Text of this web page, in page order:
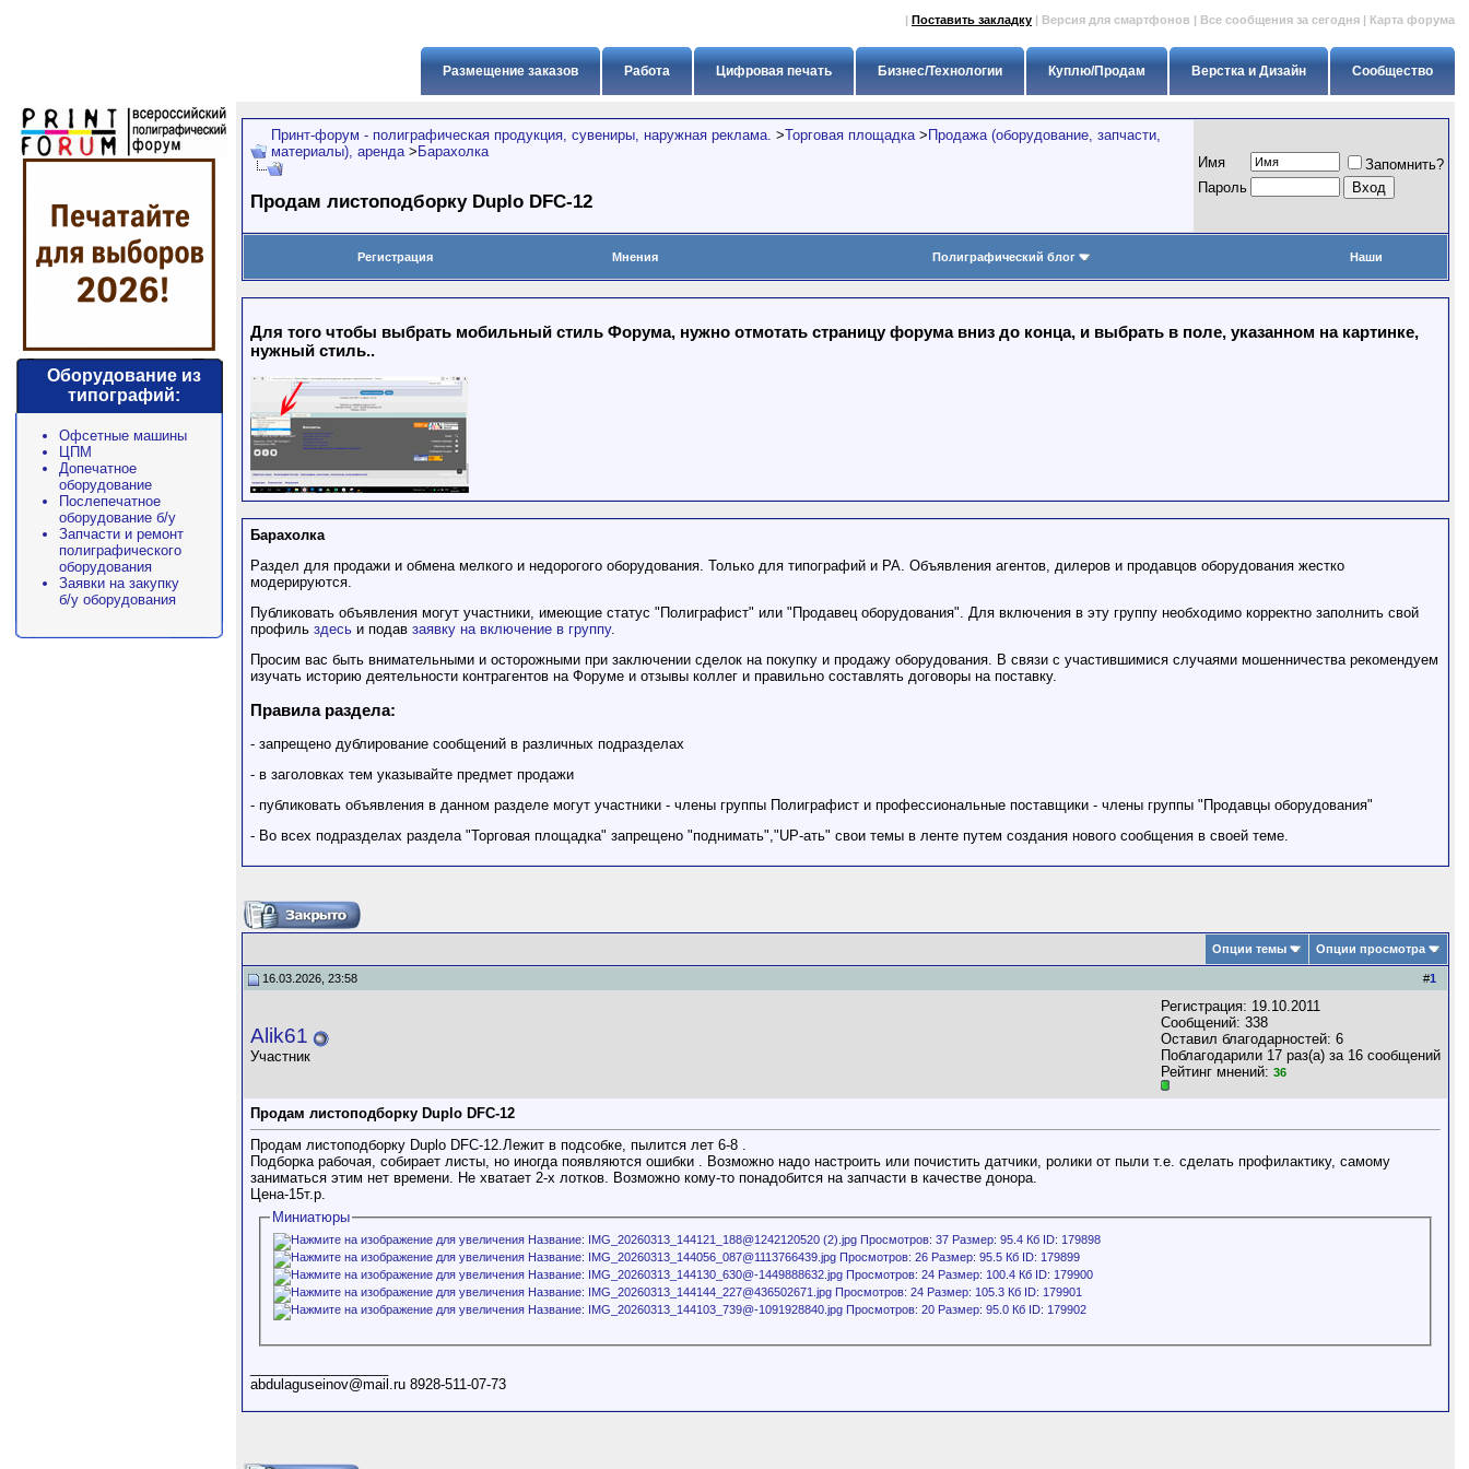
| Поставить закладку | Версия для смартфонов | Все сообщения за сегодня | Карта форума
Сообщество
Верстка и Дизайн
Куплю/Продам
Бизнес/Технологии
Цифровая печать
Работа
Размещение заказов
Оборудование из
типографий:
Офсетные машины
ЦПМ
Допечатное
оборудование
Послепечатное
оборудование б/у
Запчасти и ремонт
полиграфического
оборудования
Заявки на закупку
б/у оборудования
Принт-форум - полиграфическая продукция, сувениры, наружная реклама. >Торговая площадка > Продажа (оборудование, запчасти,
материалы), аренда > Барахолка
Продам листоподборку Duplo DFC-12
Имя
Запомнить?
Пapoль
Регистрация Мнения Полиграфический блог Наши
Для того чтобы выбрать мобильный стиль Форума, нужно отмотать страницу форума вниз до конца, и выбрать в поле, указанном на картинке,
нужный стиль..
Барахолка
Раздел для продажи и обмена мелкого и недорогого оборудования. Только для типографий и РА. Объявления агентов, дилеров и продавцов оборудования жестко
модерируются.
Публиковать объявления могут участники, имеющие статус "Полиграфист" или "Продавец оборудования". Для включения в эту группу необходимо корректно заполнить свой
профиль здесь и подав заявку на включение в группу.
Просим вас быть внимательными и осторожными при заключении сделок на покупку и продажу оборудования. В связи с участившимися случаями мошенничества рекомендуем
изучать историю деятельности контрагентов на Форуме и отзывы коллег и правильно составлять договоры на поставку.
Правила раздела:
- запрещено дублирование сообщений в различных подразделах
- в заголовках тем указывайте предмет продажи
- публиковать объявления в данном разделе могут участники - члены группы Полиграфист и профессиональные поставщики - члены группы "Продавцы оборудования"
- Во всех подразделах раздела "Торговая площадка" запрещено "поднимать","UP-ать" свои темы в ленте путем создания нового сообщения в своей теме.
Опции темы Опции просмотра
#1
16.03.2026, 23:58
Alik61
Участник
Регистрация: 19.10.2011
Сообщений: 338
Оставил благодарностей: 6
Поблагодарили 17 раз(а) за 16 сообщений
Рейтинг мнений: 36
Продам листоподборку Duplo DFC-12
Продам листоподборку Duplo DFC-12.Лежит в подсобке, пылится лет 6-8 .
Подборка рабочая, собирает листы, но иногда появляются ошибки . Возможно надо настроить или почистить датчики, ролики от пыли т.е. сделать профилактику, самому
заниматься этим нет времени. Не хватает 2-х лотков. Возможно кому-то понадобится на запчасти в качестве донора.
Цена-15т.р.
Миниатюры
abdulaguseinov@mail.ru 8928-511-07-73